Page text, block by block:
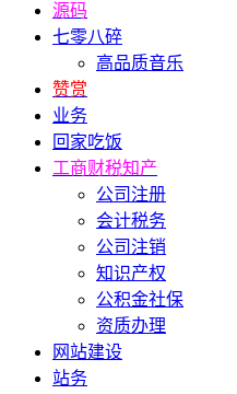
源码
七零八碎
高品质音乐
赞赏
业务
回家吃饭
工商财税知产
公司注册
会计税务
公司注销
知识产权
公积金社保
资质办理
网站建设
站务